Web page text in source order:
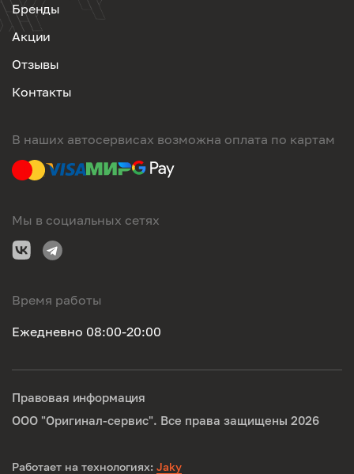
Бренды
Акции
Отзывы
Контакты
В наших автосервисах возможна оплата по картам
Мы в социальных сетях
Время работы
Ежедневно 08:00-20:00
ООО "Оригинал-сервис". Все права защищены 2026
Правовая информация
Работает на технологиях: Jaky